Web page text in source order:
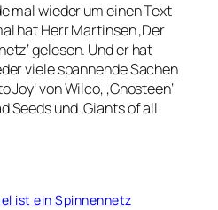
mal wieder um einen Text
hat Herr Martinsen ‚Der
gelesen. Und er hat
viele spannende Sachen
Joy‘ von Wilco, ‚Ghosteen‘
Seeds und ‚Giants of all
ist ein Spinnennetz